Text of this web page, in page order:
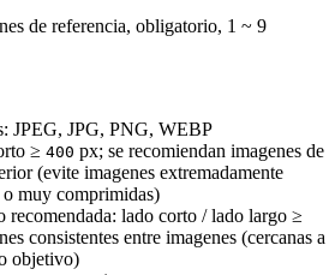
de referencia, obligatorio, 1 ~ 9
JPEG, JPG, PNG, WEBP
≥ 400 px; se recomiendan imagenes de
(evite imagenes extremadamente
o muy comprimidas)
recomendada: lado corto / lado largo ≥
consistentes entre imagenes (cercanas a
objetivo)